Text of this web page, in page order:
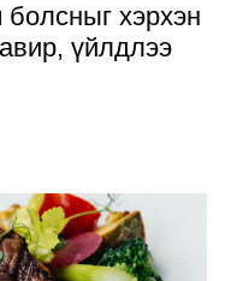
болсныг хэрхэн
үйлдлээ